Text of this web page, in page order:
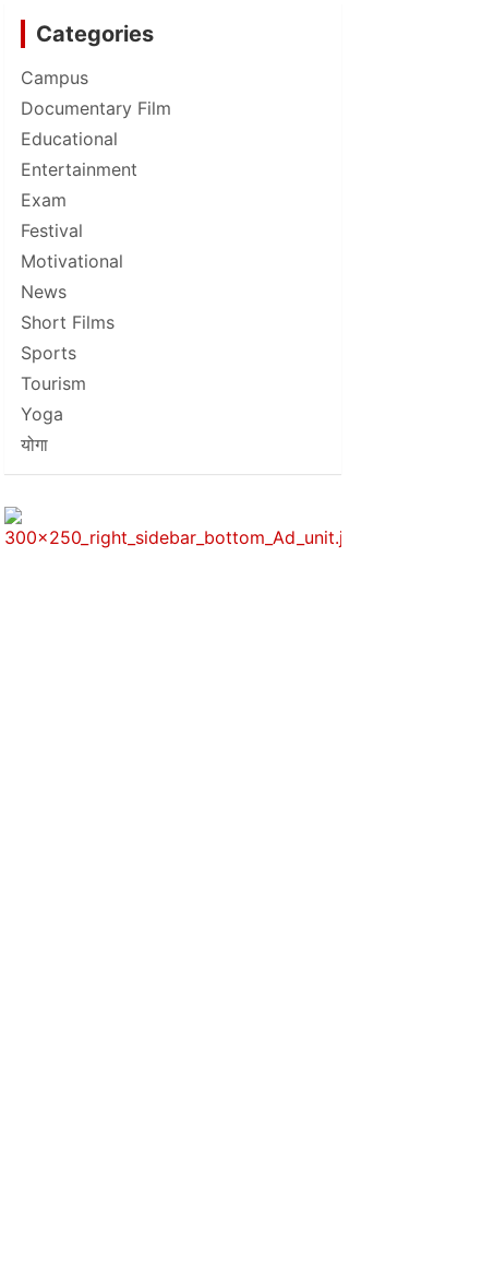
Categories
Campus
Documentary Film
Educational
Entertainment
Exam
Festival
Motivational
News
Short Films
Sports
Tourism
Yoga
योगा